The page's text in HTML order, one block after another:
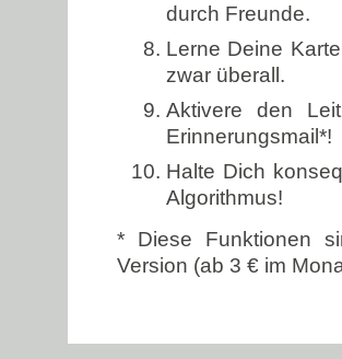
durch Freunde.
Lerne Deine
zwar überall.
Aktivere den
Erinnerungsmail*!
Halte Dich
Algorithmus!
* Diese Funktionen
Version (ab 3 € im